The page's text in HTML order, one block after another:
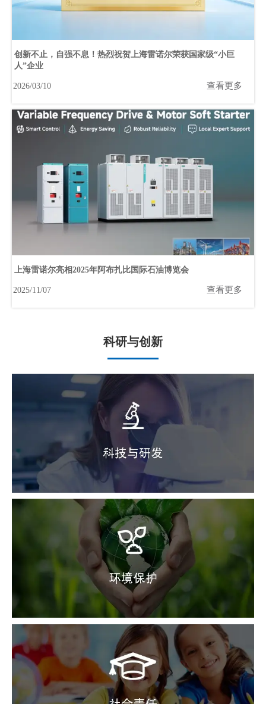
创新不止，自强不息！热烈祝贺上海雷诺尔荣获国家级“小巨
人”企业
2026/03/10 查看更多
上海雷诺尔亮相2025年阿布扎比国际石油博览会
2025/11/07 查看更多
科研与创新